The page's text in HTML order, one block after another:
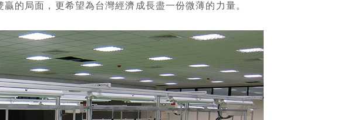
的局面，更希望為台灣經濟成長盡一份微薄的力量。